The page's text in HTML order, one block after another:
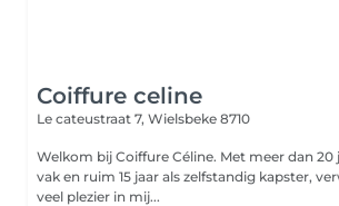
Coiffure celine
Le cateustraat 7, Wielsbeke 8710
Welkom bij Coiffure Céline. Met meer dan 20 jaar ervaring in het
vak en ruim 15 jaar als zelfstandig kapster,
veel plezier in mij...